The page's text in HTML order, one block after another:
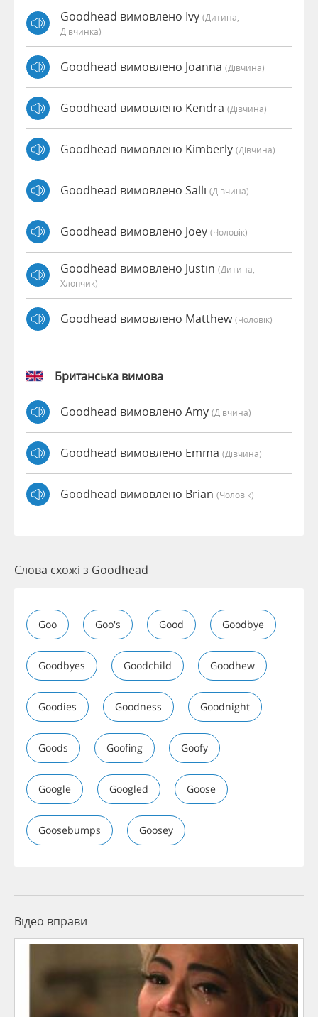
Goodhead вимовлено Ivy (дитина,
Дівчинка)
Goodhead вимовлено Joanna (дівчина)
Goodhead вимовлено Kendra (дівчина)
Goodhead вимовлено Kimberly (дівчина)
Goodhead вимовлено Salli (дівчина)
Goodhead вимовлено Joey (чоловік)
Goodhead вимовлено Justin (дитина,
Хлопчик)
Goodhead вимовлено Matthew(чоловік)
Британська вимова
Goodhead вимовлено Amy (дівчина)
Goodhead вимовлено Emma (дівчина)
Goodhead вимовлено Brian (чоловік)
Слова схожі з Goodhead
Goo Goo's Good Goodbye
Goodbyes Goodchild Goodhew
Goodies Goodness Goodnight
Goods Goofing Goofy
Google Googled Goose
Goosebumps Goosey
Відео вправи